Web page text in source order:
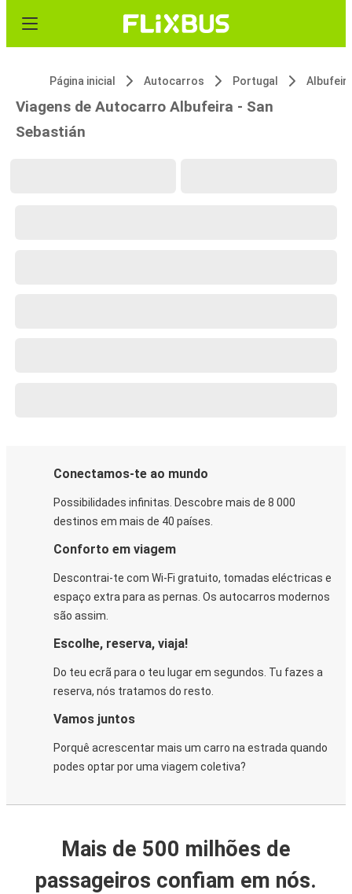
Página inicial Autocarros Portugal
Viagens de Autocarro Albufeira - San
Sebastián
Conectamos-te ao mundo
Possibilidades infinitas. Descobre mais de 8 000
destinos em mais de 40 países.
Conforto em viagem
Descontrai-te com Wi-Fi gratuito, tomadas eléctricas e
espaço extra para as pernas. Os autocarros modernos
são assim.
Escolhe, reserva, viaja!
Do teu ecrã para o teu lugar em segundos. Tu fazes a
reserva, nós tratamos do resto.
Vamos juntos
Porquê acrescentar mais um carro na estrada quando
podes optar por uma viagem coletiva?
Mais de 500 milhões de
passageiros confiam em nós.